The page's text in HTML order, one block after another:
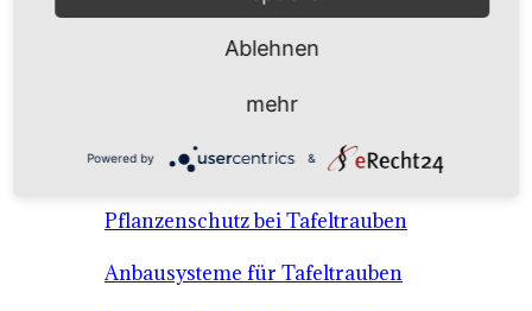
Anbausysteme & Recht
Tafeltrauben A-Z Sortenbeschreibungen
Tafeltraubenanbau - rechtliche
Voraussetzungen
Pflanzenschutz bei Tafeltrauben
Anbausysteme für Tafeltrauben
Ablehnen
mehr
Powered by &